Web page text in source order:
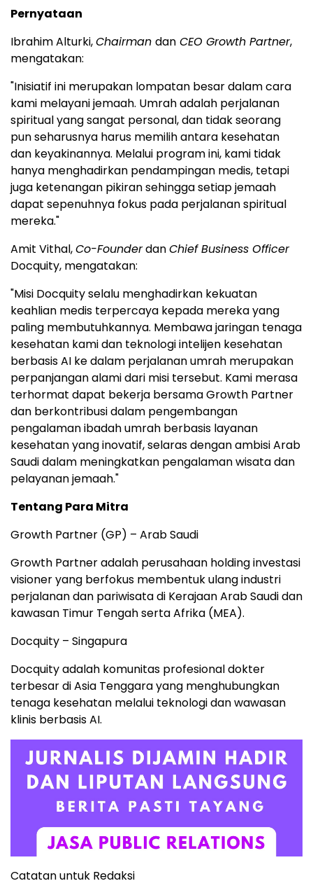
Pernyataan
Ibrahim Alturki,Chairman dan CEO Growth Partner,
mengatakan:
"Inisiatif ini merupakan lompatan besar dalam cara
kami melayani jemaah. Umrah adalah perjalanan
spiritual yang sangat personal, dan tidak seorang
pun seharusnya harus memilih antara kesehatan
dan keyakinannya. Melalui program ini, kami tidak
hanya menghadirkan pendampingan medis, tetapi
juga ketenangan pikiran sehingga setiap jemaah
dapat sepenuhnya fokus pada perjalanan spiritual
mereka."
Amit Vithal,Co-FounderdanChief Business Officer
Docquity, mengatakan:
"Misi Docquity selalu menghadirkan kekuatan
keahlian medis terpercaya kepada mereka yang
paling membutuhkannya. Membawa jaringan tenaga
kesehatan kami dan teknologi intelijen kesehatan
berbasis AI ke dalam perjalanan umrah merupakan
perpanjangan alami dari misi tersebut. Kami merasa
terhormat dapat bekerja bersama Growth Partner
dan berkontribusi dalam pengembangan
pengalaman ibadah umrah berbasis layanan
kesehatan yang inovatif, selaras dengan ambisi Arab
Saudi dalam meningkatkan pengalaman wisata dan
pelayanan jemaah."
Tentang Para Mitra
Growth Partner (GP) – Arab Saudi
Growth Partner adalah perusahaan holding investasi
visioner yang berfokus membentuk ulang industri
perjalanan dan pariwisata di Kerajaan Arab Saudi dan
kawasan Timur Tengah serta Afrika (MEA).
Docquity – Singapura
Docquity adalah komunitas profesional dokter
terbesar di Asia Tenggara yang menghubungkan
tenaga kesehatan melalui teknologi dan wawasan
klinis berbasis AI.
Catatan untuk Redaksi